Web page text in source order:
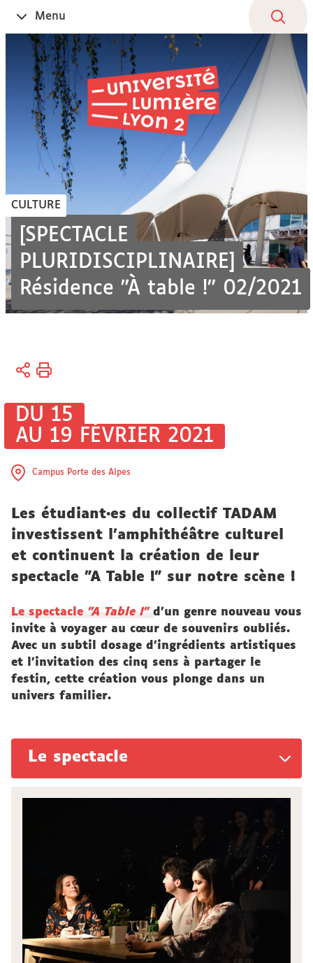
contenu
Ouvrir
le
Menu
CULTURE
[SPECTACLE
PLURIDISCIPLINAIRE]
Résidence "À table !" 02/2021
Vous
Accueil
campus
Culture
DU 15
AU 19 FÉVRIER 2021
Campus Porte des Alpes
Les étudiant·es du collectif TADAM
investissent l'amphithéâtre culturel
et continuent la création de leur
spectacle "A Table !" sur notre scène !
Le spectacle "A Table !" d’un genre nouveau vous
invite à voyager au cœur de souvenirs oubliés.
Avec un subtil dosage d’ingrédients artistiques
et l’invitation des cinq sens à partager le
festin, cette création vous plonge dans un
univers familier.
Le spectacle